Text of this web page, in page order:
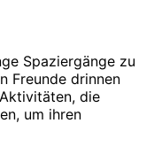
Spaziergänge zu
Freunde drinnen
die
um ihren